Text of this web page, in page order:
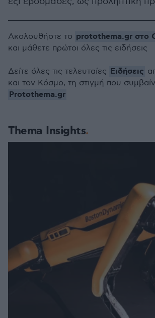
Thema Insights
Ακολουθήστε το protothema.gr στο
και μάθετε πρώτοι όλες τις ειδήσεις
Δείτε όλες τις τελευταίες Ειδήσεις
και τον Κόσμο, τη στιγμή που
Protothema.gr